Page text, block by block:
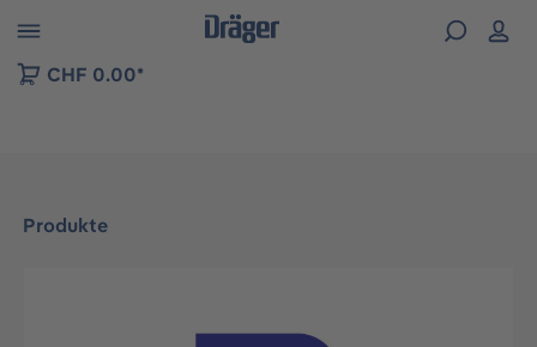
der B2B-Plattform springen
CHF 0.00*
Produkte
Bildergalerie überspringen